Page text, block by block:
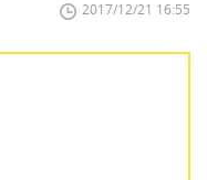
2017/12/21 16:55